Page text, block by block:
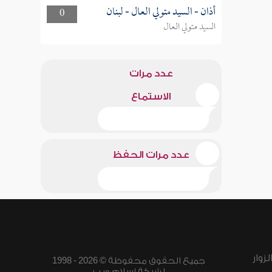
0
أذان - السيد متولي العال - لبنان
السيد متولي العال
عدد مرات
الاستماع
عدد مرات الحفظ
جميع الحقوق محفوظة © 2026 - 1998